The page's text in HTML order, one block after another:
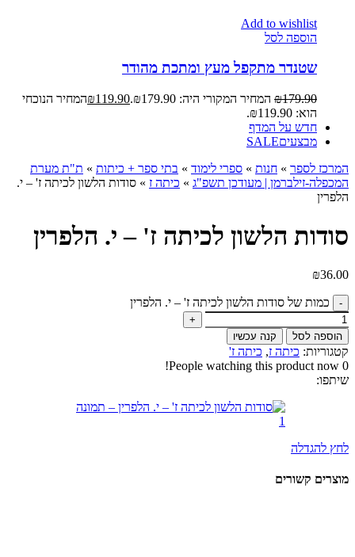
Add to wishlist
הוספה לסל
שטנדר מתקפל מעץ ומתכת מהודר
₪179.90 המחיר המקורי היה: ₪179.90. ₪119.90
המחיר הנוכחי
הוא: ₪119.90.
חדש על המדף
מבצעיםSALE
המרכז לספר » חנות » ספרי לימוד » בתי ספר + כיתות » ת"ת מערת
המכפלה-זילברמן | מעודכן תשפ"ג » כיתה ז » סודות הלשון לכיתה ז' – י.
הלפרין
סודות הלשון לכיתה ז' – י. הלפרין
₪36.00
כמות של סודות הלשון לכיתה ז' – י. הלפרין
הוספה לסל קנה עכשיו
קטגוריות: כיתה ז, כיתה ז'
0
People watching this product now!
שיתפו:
לחץ להגדלה
מוצרים קשורים